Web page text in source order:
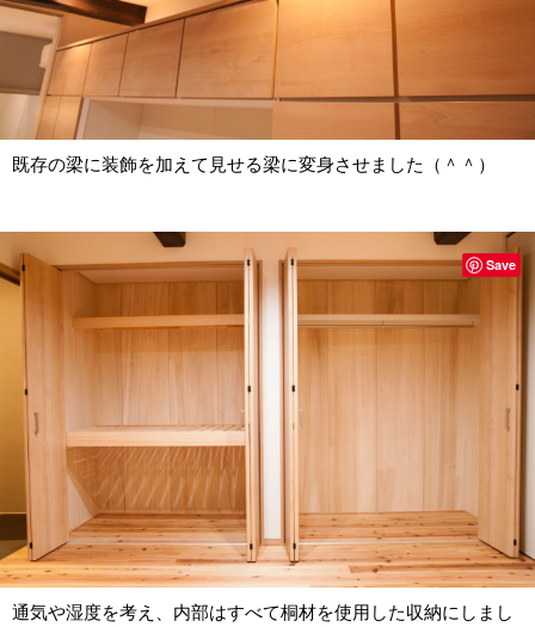
既存の梁に装飾を加えて見せる梁に変身させました（＾＾）
通気や湿度を考え、内部はすべて桐材を使用した収納にしまし
Save